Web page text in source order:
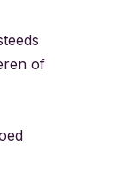
of